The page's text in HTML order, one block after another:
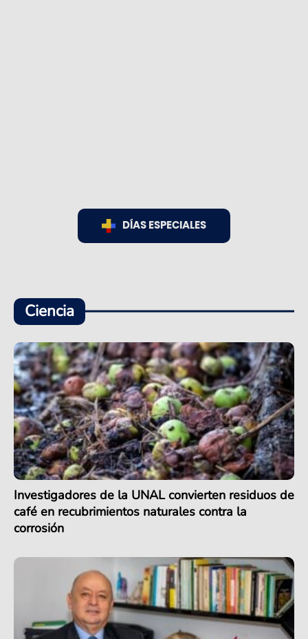
DÍAS ESPECIALES
Ciencia
Investigadores de la UNAL convierten residuos de
café en recubrimientos naturales contra la
corrosión